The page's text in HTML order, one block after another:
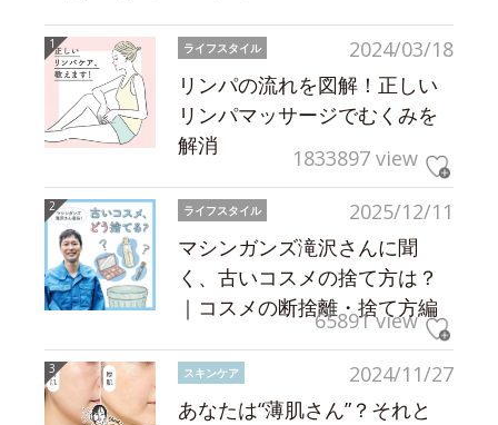
2024/03/18
ライフスタイル
リンパの流れを図解！正しい
リンパマッサージでむくみを
解消
1833897 view
2025/12/11
ライフスタイル
マシンガンズ滝沢さんに聞
く、古いコスメの捨て方は？
｜コスメの断捨離・捨て方編
65891 view
2024/11/27
スキンケア
あなたは“薄肌さん”？それと